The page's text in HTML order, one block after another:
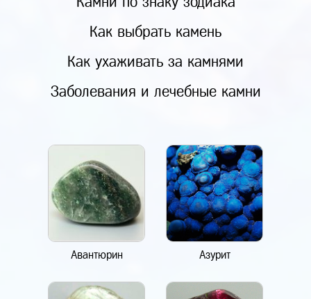
Как выбрать камень
Как ухаживать за камнями
Заболевания и лечебные камни
Авантюрин Азурит